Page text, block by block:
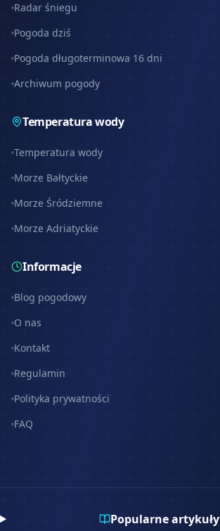
Radar śniegu
Pogoda dziś
Pogoda długoterminowa 16 dni
Archiwum pogody
Temperatura wody
Temperatura wody
Morze Bałtyckie
Morze Śródziemne
Morze Adriatyckie
Informacje
Blog pogodowy
O nas
Kontakt
Regulamin
Polityka prywatności
FAQ
Popularne artykuły